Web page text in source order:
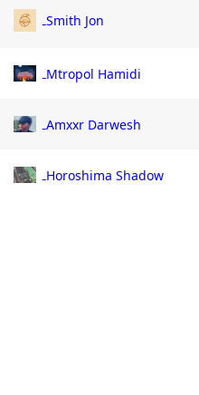
Smith Jon
Mtropol Hamidi
Amxxr Darwesh
Horoshima Shadow